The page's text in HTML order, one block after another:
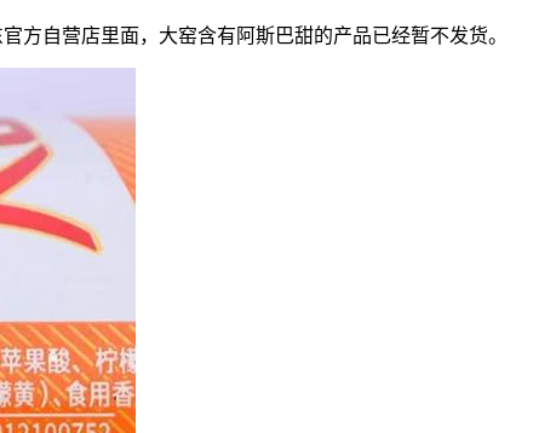
自营店里面，大窑含有阿斯巴甜的产品已经暂不发货。